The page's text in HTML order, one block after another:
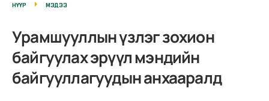
НҮҮР МЭДЭЭ
Урамшууллын үзлэг зохион
байгуулах эрүүл мэндийн
байгууллагуудын анхааралд